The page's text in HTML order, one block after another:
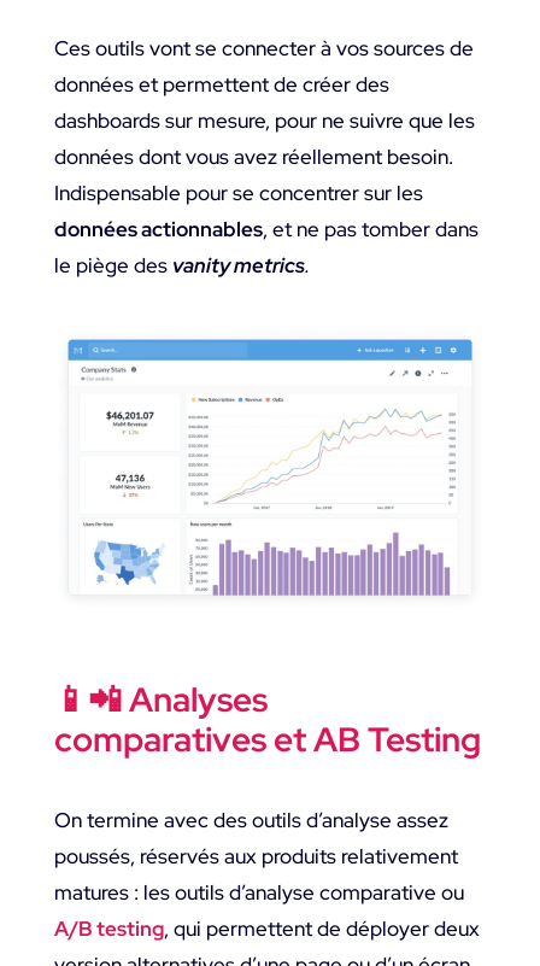
Ces outils vont se connecter à vos sources de
données et permettent de créer des
dashboards sur mesure, pour ne suivre que les
données dont vous avez réellement besoin.
Indispensable pour se concentrer sur les
données actionnables, et ne pas tomber dans
le piège des vanity metrics.
📱📲 Analyses
comparatives et AB Testing
On termine avec des outils d’analyse assez
poussés, réservés aux produits relativement
matures : les outils d’analyse comparative ou
A/B testing, qui permettent de déployer deux